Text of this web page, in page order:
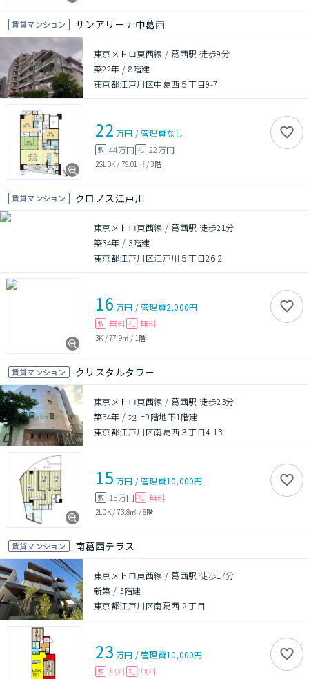
賃貸マンション サンアリーナ中葛西
東京メトロ東西線 / 葛西駅 徒歩9分
築22年 /8階建
東京都江戸川区中葛西５丁目9-7
22 万円 /管理費なし
敷 44万円 礼 22万円
2SLDK / 79.01㎡/3階
賃貸マンション クロノス江戸川
東京メトロ東西線 / 葛西駅 徒歩21分
築34年 / 3階建
東京都江戸川区江戸川５丁目26-2
16 万円 /管理費2,000円
敷 無料 礼 無料
3K /77.9㎡ / 1階
賃貸マンション クリスタルタワー
東京メトロ東西線 / 葛西駅 徒歩23分
築34年 /地上9階地下1階建
東京都江戸川区南葛西３丁目4-13
15 万円 /管理費10,000円
敷 15万円 礼 無料
2LDK/73.8㎡ /8階
賃貸マンション 南葛西テラス
東京メトロ東西線 / 葛西駅 徒歩17分
新築 / 3階建
東京都江戸川区南葛西２丁目
23 万円 /管理費10,000円
敷 無料 礼 無料